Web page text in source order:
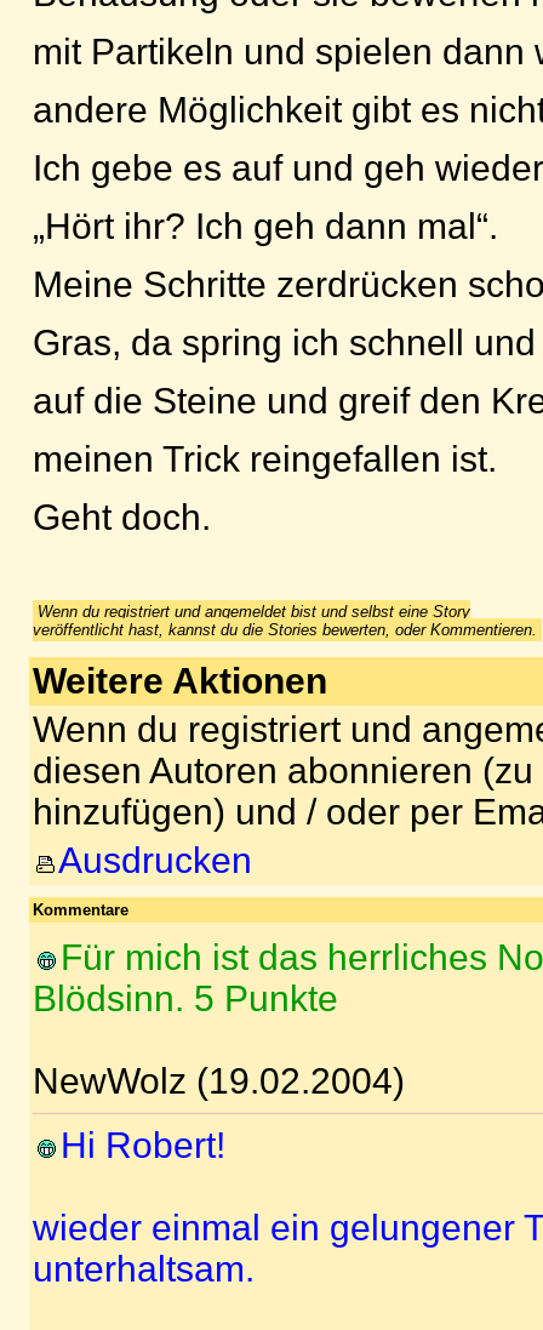
mit Partikeln und spielen dann
andere Möglichkeit gibt es
Ich gebe es auf und geh
„Hört ihr? Ich geh dann mal“.
Meine Schritte zerdrücken
Gras, da spring ich schnell
auf die Steine und greif den
meinen Trick reingefallen ist.
Geht doch.
Wenn du registriert und angemeldet bist und selbst eine Story
veröffentlicht hast, kannst du die Stories bewerten, oder Kommentieren.
Weitere Aktionen
Wenn du registriert und
diesen Autoren abonnieren
hinzufügen) und / oder per
Ausdrucken
Kommentare
Für mich ist das herrliches
Blödsinn. 5 Punkte
NewWolz (19.02.2004)
Hi Robert!
wieder einmal ein gelungener
unterhaltsam.